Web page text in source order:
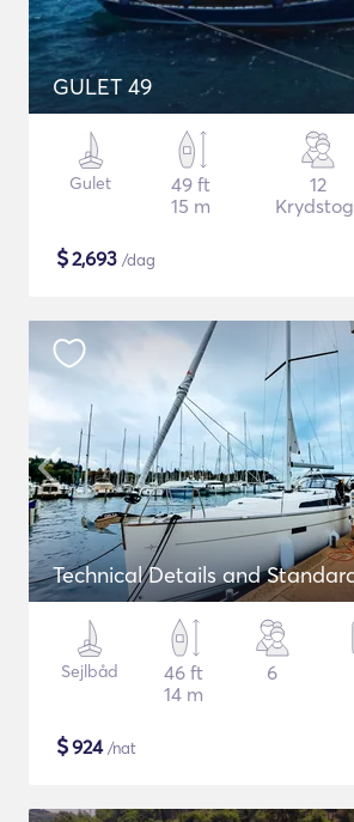
GULET 49
Gulet
49 ft
15 m
12
$2,693 /dag
Technical Details and
Sejlbåd
46 ft
14 m
6
$924/nat